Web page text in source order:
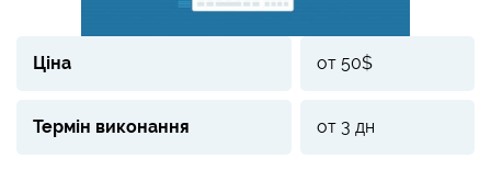
Ціна от 50$
Термін виконання от 3 дн